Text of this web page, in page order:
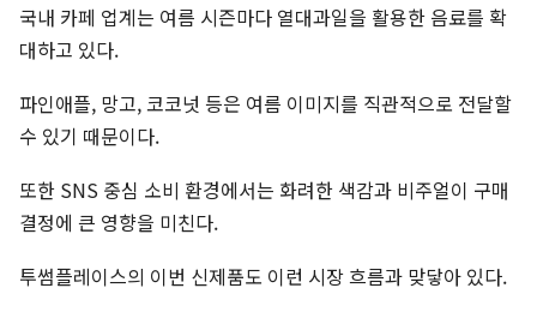
국내 카페 업계는 여름 시즌마다 열대과일을 활용한 음료를 확
대하고 있다.
파인애플, 망고, 코코넛 등은 여름 이미지를 직관적으로 전달할
수 있기 때문이다.
또한 SNS 중심 소비 환경에서는 화려한 색감과 비주얼이 구매
결정에 큰 영향을 미친다.
투썸플레이스의 이번 신제품도 이런 시장 흐름과 맞닿아 있다.